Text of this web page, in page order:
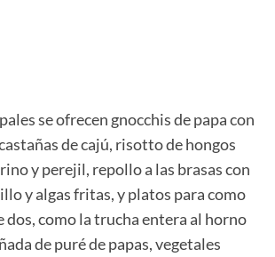
se ofrecen gnocchis de papa con
de cajú, risotto de hongos
y perejil, repollo a las brasas con
y algas fritas, y platos para como
como la trucha entera al horno
de puré de papas, vegetales